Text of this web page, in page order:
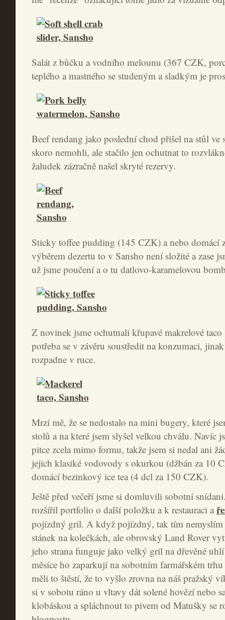
Salát z bůčku a vodního melounu (367 CZK,
teplého a mastného se studeným a sladkým je
Beef rendang jako poslední chod přišel na stůl
skoro nemohli, ale stačilo jen ochutnat to
žaludek zázračně našel skryté rezervy.
Sticky toffee pudding (145 CZK) a nebo domácí
výběrem dezertu to v Sansho není složité a zase
už jsme poučení a o tu datlovo-karamelovou
Z novinek jsme ochutnali křupavé makrelové
potřeba se v závěru soustředit na konzumaci,
rozpadne v ruce.
Mrzí mě, že se nedostalo na mini bugery, které
stolů a na které jsem slyšel velkou chválu. Navíc
pitce zcela mimo formu, takže jsem si nedal ani
jejich klasiké vodovody s okurkou (džbán za 10
domácí bezinkový ice tea (4 dcl za 150 CZK).
Ještě před večeří jsme si domluvili sobotní
rozšířil portfolio o další položku a k restauraci a
pojízdný gril. A když pojízdný, tak tím nemyslím
stánek na kolečkách, ale obrovský Land Rover
jeho strana funguje jako velký gril na dřevěné
měsíce ho zaparkují na sobotním farmářském
měli to štěstí, že to vyšlo zrovna na náš pražský
si v sobotu ráno u vltavy dát solené hovězí nebo
klobáskou a spláchnout to pivem od Matušky se